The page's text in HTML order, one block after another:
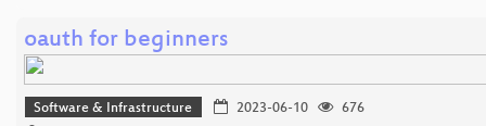
oauth for beginners
Software & Infrastructure 2023-06-10
676